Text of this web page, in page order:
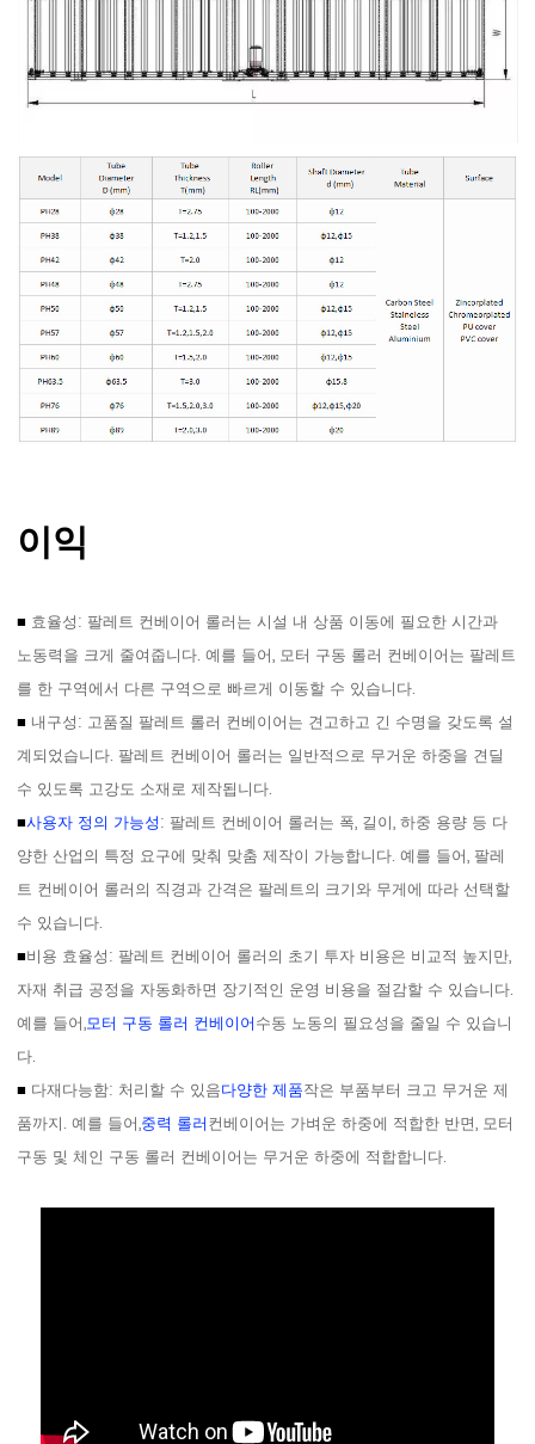
이익
■ 효율성: 팔레트 컨베이어 롤러는 시설 내 상품 이동에 필요한 시간과
노동력을 크게 줄여줍니다. 예를 들어, 모터 구동 롤러 컨베이어는 팔레트
를 한 구역에서 다른 구역으로 빠르게 이동할 수 있습니다.
■ 내구성: 고품질 팔레트 롤러 컨베이어는 견고하고 긴 수명을 갖도록 설
계되었습니다. 팔레트 컨베이어 롤러는 일반적으로 무거운 하중을 견딜
수 있도록 고강도 소재로 제작됩니다.
■사용자 정의 가능성: 팔레트 컨베이어 롤러는 폭, 길이, 하중 용량 등 다
양한 산업의 특정 요구에 맞춰 맞춤 제작이 가능합니다. 예를 들어, 팔레
트 컨베이어 롤러의 직경과 간격은 팔레트의 크기와 무게에 따라 선택할
수 있습니다.
■비용 효율성: 팔레트 컨베이어 롤러의 초기 투자 비용은 비교적 높지만,
자재 취급 공정을 자동화하면 장기적인 운영 비용을 절감할 수 있습니다.
예를 들어,모터 구동 롤러 컨베이어수동 노동의 필요성을 줄일 수 있습니
다.
■ 다재다능함: 처리할 수 있음다양한 제품작은 부품부터 크고 무거운 제
품까지. 예를 들어,중력 롤러컨베이어는 가벼운 하중에 적합한 반면, 모터
구동 및 체인 구동 롤러 컨베이어는 무거운 하중에 적합합니다.